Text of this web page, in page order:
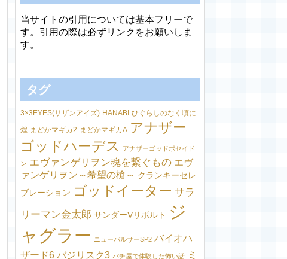
当サイトの引用については基本フリーで
す。引用の際は必ずリンクをお願いしま
す。
タグ
3×3EYES(サザンアイズ) HANABI ひぐらしのなく頃に
煌 まどかマギカ2 まどかマギカA アナザー
ゴッドハーデス
アナザーゴッドポセイド
ン エヴァンゲリヲン魂を繋ぐもの エヴ
ァンゲリヲン～希望の槍～ クランキーセレ
ブレーション ゴッドイーター サラ
リーマン金太郎 サンダーVリボルト
ジ
ャグラー
ニューパルサーSP2 バイオハ
ザード6 バジリスク3 パチ屋で体験した怖い話
ミ